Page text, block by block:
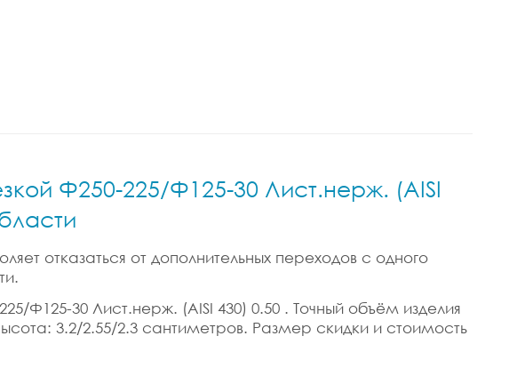
Ф250-225/Ф125-30 Лист.нерж. (AISI
отказаться от дополнительных переходов с одного
Ф125-30 Лист.нерж. (AISI 430) 0.50 . Точный объём изделия
3.2/2.55/2.3 сантиметров. Размер скидки и стоимость